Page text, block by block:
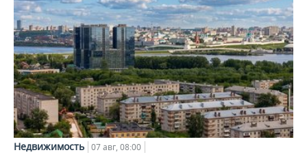
Недвижимость 07 авг, 08:00